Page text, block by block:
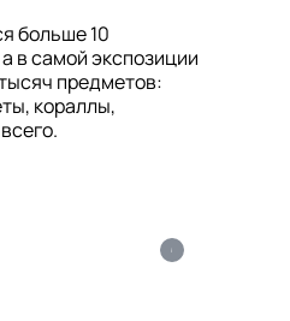
больше 10
в самой экспозиции
предметов:
кораллы,
i